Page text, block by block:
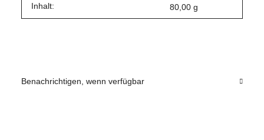
Inhalt: 80,00 g
Benachrichtigen, wenn verfügbar